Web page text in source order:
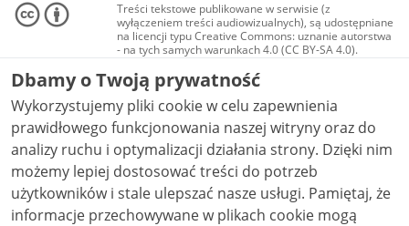
Treści tekstowe publikowane w serwisie (z
wyłączeniem treści audiowizualnych), są udostępniane
na licencji typu Creative Commons: uznanie autorstwa
- na tych samych warunkach 4.0 (CC BY-SA 4.0).
Materiały audiowizualne, w tym zdjęcia, materiały
audio i wideo, są udostępniane na licencji typu
Creative Commons: uznanie autorstwa użycie
niekomercyjne - bez utworów zależnych 4.0 (CC BY-
NC-ND 4.0), o ile nie jest to stwierdzone inaczej.
Dbamy o Twoją prywatność
Wykorzystujemy pliki cookie w celu zapewnienia
prawidłowego funkcjonowania naszej witryny oraz do
analizy ruchu i optymalizacji działania strony. Dzięki nim
możemy lepiej dostosować treści do potrzeb
użytkowników i stale ulepszać nasze usługi. Pamiętaj, że
informacje przechowywane w plikach cookie mogą